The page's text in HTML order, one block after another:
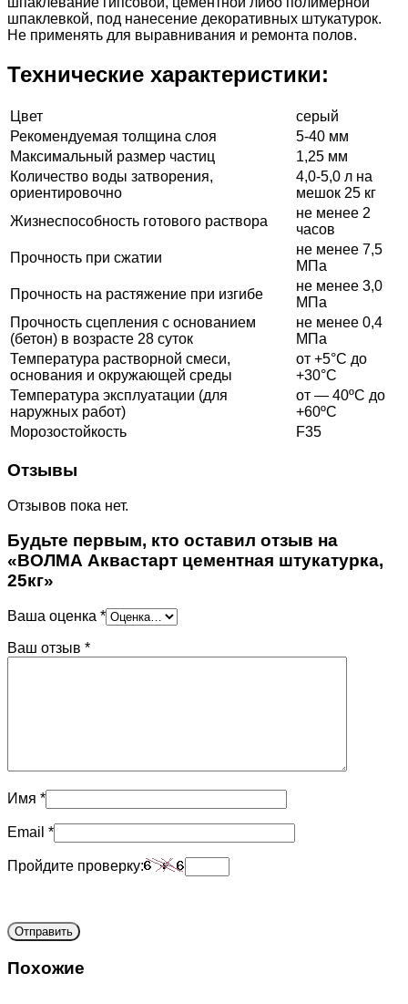
шпаклевкой, под нанесение декоративных штукатурок.
Не применять для выравнивания и ремонта полов.
Технические характеристики:
Цвет
серый
Рекомендуемая толщина слоя
5-40 мм
Максимальный размер частиц
1,25 мм
Количество воды затворения,
ориентировочно
4,0-5,0 л на
мешок 25 кг
Жизнеспособность готового раствора
не менее 2
часов
Прочность при сжатии
не менее 7,5
МПа
Прочность на растяжение при изгибе
не менее 3,0
МПа
Прочность сцепления с основанием
(бетон) в возрасте 28 суток
не менее 0,4
МПа
Температура растворной смеси,
основания и окружающей среды
от +5°С до
+30°С
Температура эксплуатации (для
наружных работ)
от — 40ºС до
+60ºС
Морозостойкость
F35
Отзывы
Отзывов пока нет.
Будьте первым, кто оставил отзыв на
«ВОЛМА Аквастарт цементная штукатурка,
25кг»
Ваша оценка *
Ваш отзыв *
Имя *
Email *
Пройдите проверку:
Похожие